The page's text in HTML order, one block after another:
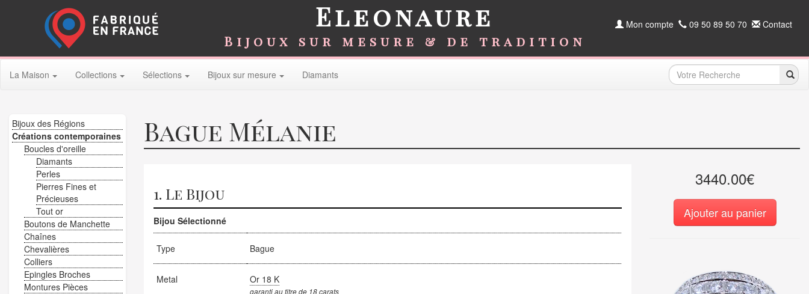
Eleonaure
Bijoux sur mesure & de tradition
Mon compte 09 50 89 50 70 Contact
La Maison Collections Sélections Bijoux sur mesure Diamants
Bague Mélanie
3440.00€
Ajouter au panier
1. Le Bijou
Bijou Sélectionné
Type Bague
Metal Or 18 K
garanti au titre de 18 carats
Bijoux des Régions
Créations contemporaines
Boucles d'oreille
Diamants
Perles
Pierres Fines et
Précieuses
Tout or
Boutons de Manchette
Chaînes
Chevalières
Colliers
Epingles Broches
Montures Pièces